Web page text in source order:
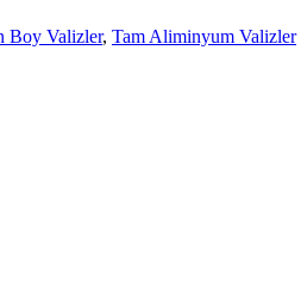
Boy Valizler, Tam Aliminyum Valizler